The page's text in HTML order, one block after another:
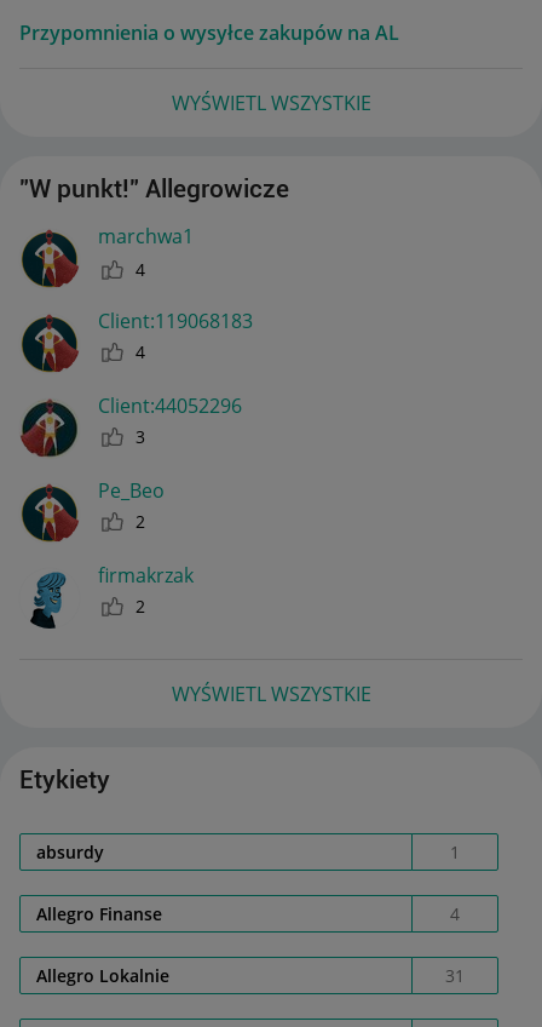
Przypomnienia o wysyłce zakupów na AL
WYŚWIETL WSZYSTKIE
"W punkt!" Allegrowicze
marchwa1
4
Client:119068183
4
Client:44052296
3
Pe_Beo
2
firmakrzak
2
WYŚWIETL WSZYSTKIE
Etykiety
absurdy 1
Allegro Finanse 4
Allegro Lokalnie 31